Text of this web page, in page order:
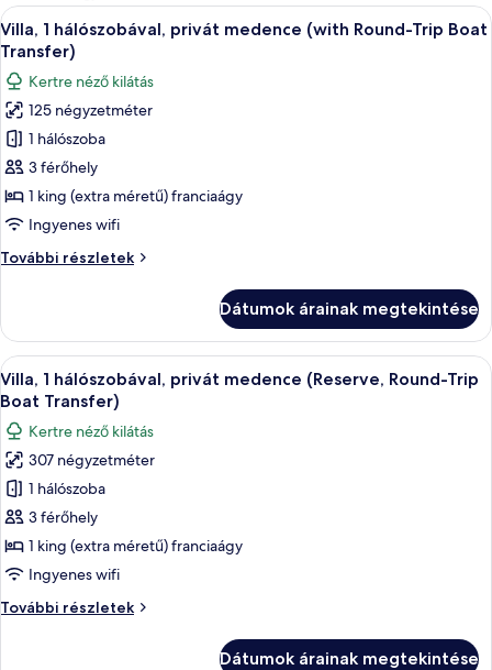
szűrők
A
következő
szoba
összes
képének
megtekintése:
Villa,
1
hálószobával,
medence
Trip
Boat
Transfer)
Egy modern ház üveg homlokzattal,
18
Villa, 1 hálószobával, privát medence (with Round-Trip Boat
Transfer)
Kertre néző kilátás
125 négyzetméter
1 hálószoba
3 férőhely
1 king (extra méretű) franciaágy
Ingyenes wifi
További részletek
Villa,
medence
(with
Round-
Trip
Transfer)
további
részletei
Dátumok árainak megtekintése
A
következő
szoba
összes
képének
megtekintése:
Villa,
1
hálószobával,
medence
Egy modern villa medencével,
12
Villa, 1 hálószobával, privát medence (Reserve, Round-Trip
Boat Transfer)
Kertre néző kilátás
307 négyzetméter
1 hálószoba
3 férőhely
1 king (extra méretű) franciaágy
Ingyenes wifi
További részletek
Villa,
Dátumok árainak megtekintése